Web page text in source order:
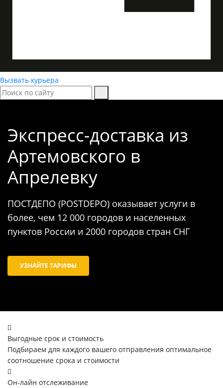
Вызвать курьера
Экспресс-доставка из
Артемовского в
Апрелевку
ПОСТДЕПО (POSTDEPO) оказывает услуги в
более, чем 12 000 городов и населенных
пунктов России и 2000 городов стран СНГ
УЗНАЙТЕ ТАРИФЫ
Выгодные срок и стоимость
Подбираем для каждого вашего отправления оптимальное
соотношение срока и стоимости
Он-лайн отслеживание